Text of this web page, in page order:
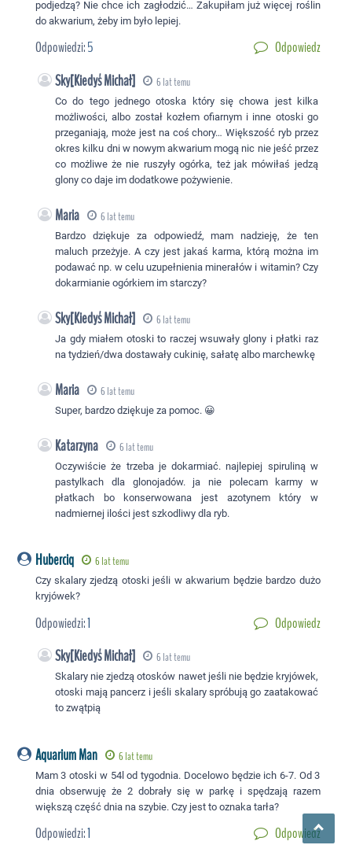
podjedzą? Nie chce ich zagłodzić… Zakupiłam już więcej roślin
do akwarium, żeby im było lepiej.
Odpowiedzi:5 Odpowiedz
Sky[Kiedyś Michał] 6 lat temu
Co do tego jednego otoska który się chowa jest kilka
możliwości, albo został kozłem ofiarnym i inne otoski go
przeganiają, może jest na coś chory… Większość ryb przez
okres kilku dni w nowym akwarium mogą nic nie jeść przez
co możliwe że nie ruszyły ogórka, też jak mówiłaś jedzą
glony co daje im dodatkowe pożywienie.
Maria 6 lat temu
Bardzo dziękuje za odpowiedź, mam nadzieję, że ten
maluch przeżyje. A czy jest jakaś karma, którą można im
podawać np. w celu uzupełnienia minerałów i witamin? Czy
dokarmianie ogórkiem im starczy?
Sky[Kiedyś Michał] 6 lat temu
Ja gdy miałem otoski to raczej wsuwały glony i płatki raz
na tydzień/dwa dostawały cukinię, sałatę albo marchewkę
Maria 6 lat temu
Super, bardzo dziękuje za pomoc. 😀
Katarzyna 6 lat temu
Oczywiście że trzeba je dokarmiać. najlepiej spiruliną w
pastylkach dla glonojadów. ja nie polecam karmy w
płatkach bo konserwowana jest azotynem który w
nadmiernej ilości jest szkodliwy dla ryb.
Huberciq 6 lat temu
Czy skalary zjedzą otoski jeśli w akwarium będzie bardzo dużo
kryjówek?
Odpowiedzi:1 Odpowiedz
Sky[Kiedyś Michał] 6 lat temu
Skalary nie zjedzą otosków nawet jeśli nie będzie kryjówek,
otoski mają pancerz i jeśli skalary spróbują go zaatakować
to zwątpią
Aquarium Man 6 lat temu
Mam 3 otoski w 54l od tygodnia. Docelowo będzie ich 6-7. Od 3
dnia obserwuję że 2 dobrały się w parkę i spędzają razem
większą część dnia na szybie. Czy jest to oznaka tarła?
Odpowiedzi:1 Odpowiedz